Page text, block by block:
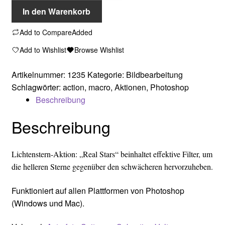
„Real
Stars“
(veraltet,
nur
für
PS-
Versionen
CS2
bis
CC
2013)
In den Warenkorb
Add to CompareAdded
Add to Wishlist
Browse Wishlist
Artikelnummer: 1235 Kategorie: Bildbearbeitung
Schlagwörter: action, macro, Aktionen, Photoshop
Beschreibung
Beschreibung
Lichtenstern-Aktion: „Real Stars“ beinhaltet effektive Filter, um
die helleren Sterne gegenüber den schwächeren hervorzuheben.
Funktioniert auf allen Plattformen von Photoshop
(Windows und Mac).